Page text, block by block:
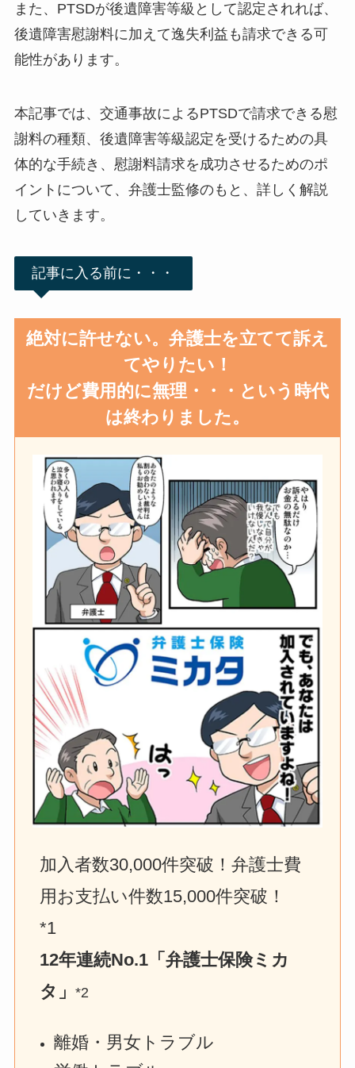
また、PTSDが後遺障害等級として認定されれば、
後遺障害慰謝料に加えて逸失利益も請求できる可
能性があります。
本記事では、交通事故によるPTSDで請求できる慰
謝料の種類、後遺障害等級認定を受けるための具
体的な手続き、慰謝料請求を成功させるためのポ
イントについて、弁護士監修のもと、詳しく解説
していきます。
記事に入る前に・・・
絶対に許せない。弁護士を立てて訴え
てやりたい！
だけど費用的に無理・・・という時代
は終わりました。
加入者数30,000件突破！弁護士費
用お支払い件数15,000件突破！
*1
12年連続No.1「弁護士保険ミカ
タ」*2
離婚・男女トラブル